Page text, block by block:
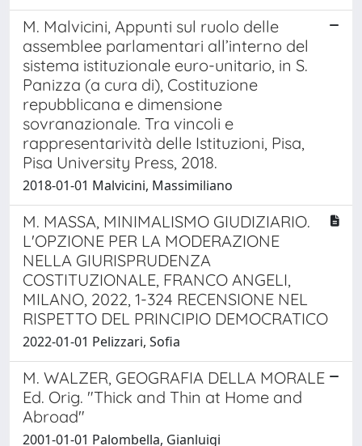
M. Malvicini, Appunti sul ruolo delle
assemblee parlamentari all’interno del
sistema istituzionale euro-unitario, in S.
Panizza (a cura di), Costituzione
repubblicana e dimensione
sovranazionale. Tra vincoli e
rappresentarività delle Istituzioni, Pisa,
Pisa University Press, 2018.
2018-01-01 Malvicini, Massimiliano
M. MASSA, MINIMALISMO GIUDIZIARIO.
L'OPZIONE PER LA MODERAZIONE
NELLA GIURISPRUDENZA
COSTITUZIONALE, FRANCO ANGELI,
MILANO, 2022, 1-324 RECENSIONE NEL
RISPETTO DEL PRINCIPIO DEMOCRATICO
2022-01-01 Pelizzari, Sofia
M. WALZER, GEOGRAFIA DELLA MORALE
Ed. Orig. "Thick and Thin at Home and
Abroad"
2001-01-01 Palombella, Gianluigi